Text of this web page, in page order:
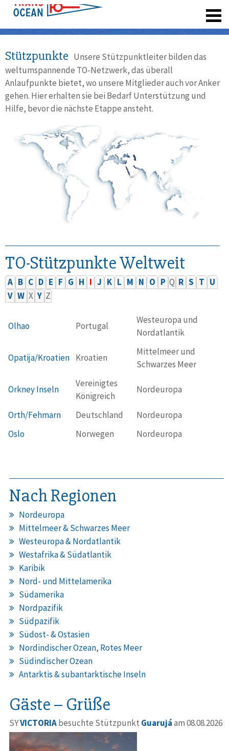
Stützpunkte Unsere Stützpunktleiter bilden das
weltumspannende TO-Netzwerk, das überall
Anlaufpunkte bietet, wo unsere Mitglieder auch vor Anker
gehen. Hier erhalten sie bei Bedarf Unterstützung und
Hilfe, bevor die nächste Etappe ansteht.
TO-Stützpunkte Weltweit
A B C D E F G H I J K L M N O P Q R S T U
V W X Y Z
Olhao Portugal
Westeuropa und
Nordatlantik
Opatija/Kroatien Kroatien
Mittelmeer und
Schwarzes Meer
Orkney Inseln
Vereinigtes
Königreich
Nordeuropa
Orth/Fehmarn Deutschland
Nordeuropa
Oslo
Norwegen Nordeuropa
Nach Regionen
Nordeuropa
Mittelmeer & Schwarzes Meer
Westeuropa & Nordatlantik
Westafrika & Südatlantik
Karibik
Nord- und Mittelamerika
Südamerika
Nordpazifik
Südpazifik
Südost- & Ostasien
Nordindischer Ozean, Rotes Meer
Südindischer Ozean
Antarktis & subantarktische Inseln
Gäste – Grüße
SYVICTORIAbesuchte Stützpunkt Guarujáam 08.08.2026